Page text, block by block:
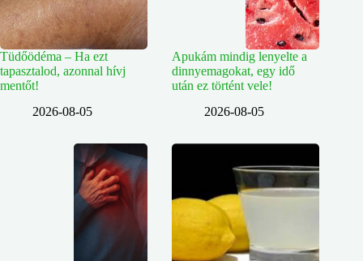
Tüdőödéma – Ha ezt
tapasztalod, azonnal hívj
mentőt!
2026-08-05
Apukám mindig lenyelte a
dinnyemagokat, egy idő
után ez történt vele!
2026-08-05